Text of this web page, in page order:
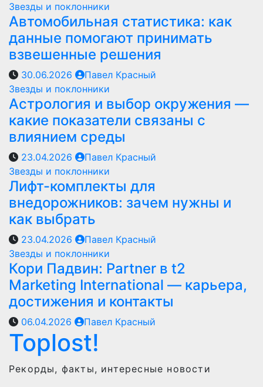
Звезды и поклонники
Автомобильная статистика: как
данные помогают принимать
взвешенные решения
30.06.2026
Павел Красный
Звезды и поклонники
Астрология и выбор окружения —
какие показатели связаны с
влиянием среды
23.04.2026
Павел Красный
Звезды и поклонники
Лифт-комплекты для
внедорожников: зачем нужны и
как выбрать
23.04.2026
Павел Красный
Звезды и поклонники
Кори Падвин: Partner в t2
Marketing International — карьера,
достижения и контакты
06.04.2026 Павел Красный
Toplost!
Рекорды, факты, интересные новости